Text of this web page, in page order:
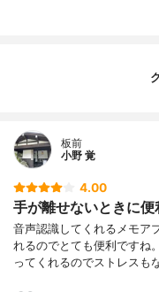
板前
小野 覚
4.00
手が離せないときに便
音声認識してくれるメモア
れるのでとても便利ですね
ってくれるのでストレスも